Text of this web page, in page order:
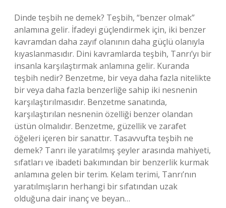
Dinde teşbih ne demek? Teşbih, “benzer olmak”
anlamına gelir. İfadeyi güçlendirmek için, iki benzer
kavramdan daha zayıf olanının daha güçlü olanıyla
kıyaslanmasıdır. Dini kavramlarda teşbih, Tanrı’yı ​​bir
insanla karşılaştırmak anlamına gelir. Kuranda
teşbih nedir? Benzetme, bir veya daha fazla nitelikte
bir veya daha fazla benzerliğe sahip iki nesnenin
karşılaştırılmasıdır. Benzetme sanatında,
karşılaştırılan nesnenin özelliği benzer olandan
üstün olmalıdır. Benzetme, güzellik ve zarafet
öğeleri içeren bir sanattır. Tasavvufta teşbih ne
demek? Tanrı ile yaratılmış şeyler arasında mahiyeti,
sıfatları ve ibadeti bakımından bir benzerlik kurmak
anlamına gelen bir terim. Kelam terimi, Tanrı’nın
yaratılmışların herhangi bir sıfatından uzak
olduğuna dair inanç ve beyan…